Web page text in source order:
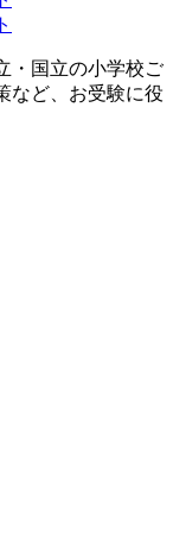
・国立の小学校ご
など、お受験に役